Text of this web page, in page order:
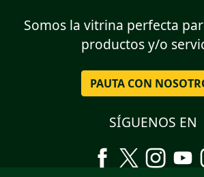
Somos la vitrina perfecta
productos y/o
PAUTA CON
SÍGUENOS EN